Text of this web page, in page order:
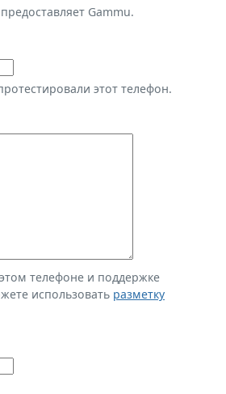
Gammu.
этот телефон.
телефоне и поддержке
использовать разметку